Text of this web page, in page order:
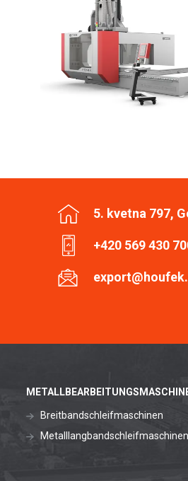
5. kvetna 797,
+420 569 430
Breitbandschleifmaschinen
Metalllangbandschleifmaschinen